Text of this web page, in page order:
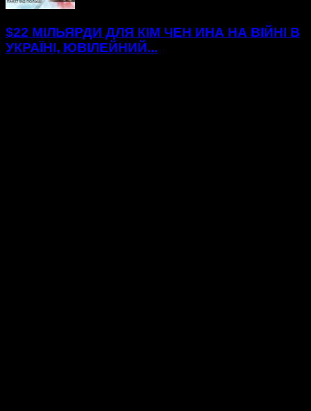
$22 МІЛЬЯРДИ ДЛЯ КІМ ЧЕН ИНА НА ВІЙНІ В
УКРАЇНІ, ЮВІЛЕЙНИЙ...